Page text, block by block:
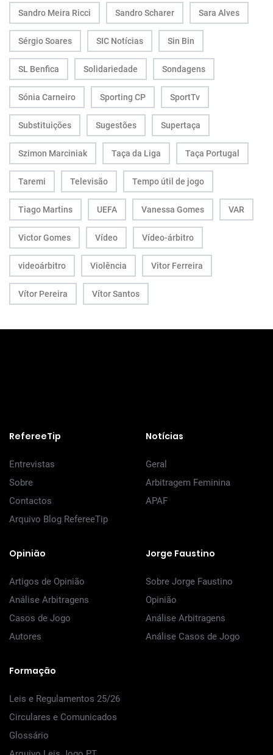
Sandro Meira Ricci Sandro Scharer Sara Alves
Sérgio Soares SIC Notícias Sin Bin
SL Benfica Solidariedade Sondagens
Sónia Carneiro Sporting CP SportTv
Substituições Sugestões Supertaça
Szimon Marciniak Taça da Liga Taça Portugal
Taremi Televisão Tempo útil de jogo
Tiago Martins UEFA Vanessa Gomes VAR
Victor Gomes Vídeo Vídeo-árbitro
videoárbitro Violência Vitor Ferreira
Vítor Pereira Vítor Santos
RefereeTip
Entrevistas
Sobre
Contactos
Arquivo Blog RefereeTip
Notícias
Geral
Arbitragem Feminina
APAF
Opinião
Artigos de Opinião
Análise Arbitragens
Casos de Jogo
Autores
Jorge Faustino
Sobre Jorge Faustino
Opinião
Análise Arbitragens
Análise Casos de Jogo
Formação
Leis e Regulamentos 25/26
Circulares e Comunicados
Glossário